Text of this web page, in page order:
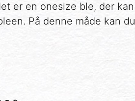
er en onesize ble, der kan
På denne måde kan du